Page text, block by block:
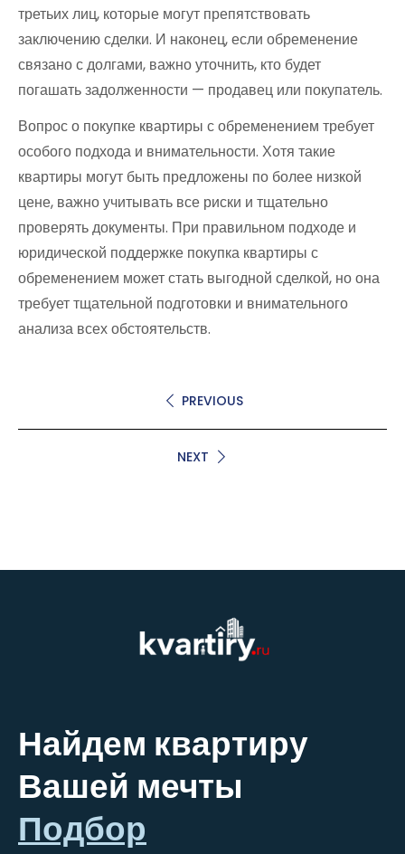
третьих лиц, которые могут препятствовать
заключению сделки. И наконец, если обременение
связано с долгами, важно уточнить, кто будет
погашать задолженности — продавец или покупатель.
Вопрос о покупке квартиры с обременением требует
особого подхода и внимательности. Хотя такие
квартиры могут быть предложены по более низкой
цене, важно учитывать все риски и тщательно
проверять документы. При правильном подходе и
юридической поддержке покупка квартиры с
обременением может стать выгодной сделкой, но она
требует тщательной подготовки и внимательного
анализа всех обстоятельств.
PREVIOUS
NEXT
Найдем квартиру
Вашей мечты
Подбор